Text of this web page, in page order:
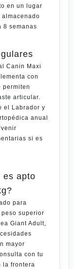
en un lugar
8 semanas
Canin Maxi
con
permiten
articular.
el Labrador y
anual
si es
es apto
para
superior
Giant Adult,
mayor
con tu
la frontera